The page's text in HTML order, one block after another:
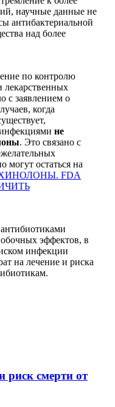
научные данные не
антибактериальной
над более
по контролю
лекарственных
с заявлением о
когда
не
. Это связано с
могут остаться на
FDA
эффектов, в
инфекции
на лечение и риска
риск смерти от